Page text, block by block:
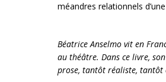
méandres relationnels
Béatrice Anselmo vit en
au théâtre. Dans ce livre,
prose, tantôt réaliste, tantôt